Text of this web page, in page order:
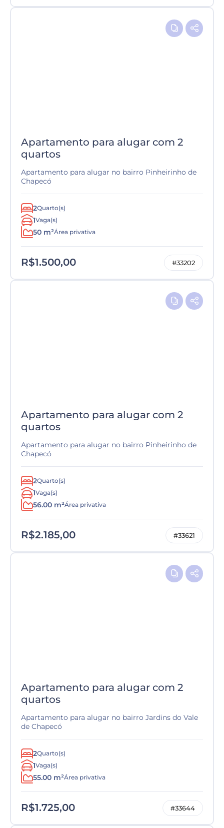
Apartamento para alugar com 2
quartos
Apartamento para alugar no bairro Pinheirinho de
Chapecó
2Quarto(s)
1Vaga(s)
50 m²Área privativa
R$1.500,00 #33202
Apartamento para alugar com 2
quartos
Apartamento para alugar no bairro Pinheirinho de
Chapecó
2Quarto(s)
1Vaga(s)
56.00 m²Área privativa
R$2.185,00 #33621
Apartamento para alugar com 2
quartos
Apartamento para alugar no bairro Jardins do Vale
de Chapecó
2Quarto(s)
1Vaga(s)
55.00 m²Área privativa
R$1.725,00 #33644